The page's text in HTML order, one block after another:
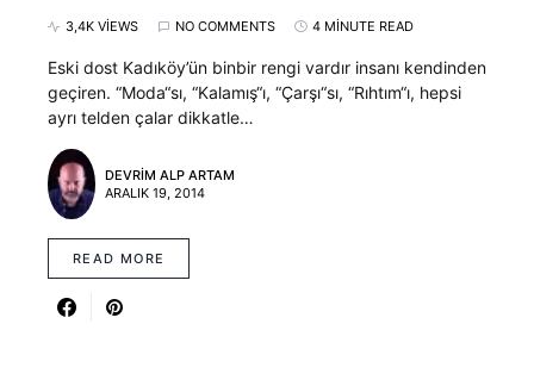
3,4K VIEWS NO COMMENTS 4 MINUTE READ
Eski dost Kadıköy’ün binbir rengi vardır insanı kendinden
geçiren. “Moda“sı, “Kalamış“ı, “Çarşı“sı, “Rıhtım“ı, hepsi
ayrı telden çalar dikkatle…
DEVRIM ALP ARTAM
ARALIK 19, 2014
READ MORE